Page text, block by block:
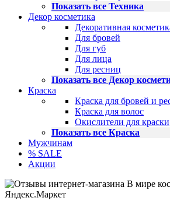
Показать все Техника
Декор косметика
Декоративная
Для бровей
Для губ
Для лица
Для ресниц
Показать все Декор
Краска
Краска для бровей и
Краска для волос
Окислители для краски
Показать все Краска
Мужчинам
% SALE
Акции